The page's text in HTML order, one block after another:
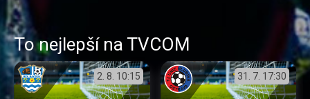
To nejlepší na TVCOM
2. 8. 10:15 31. 7. 17:30